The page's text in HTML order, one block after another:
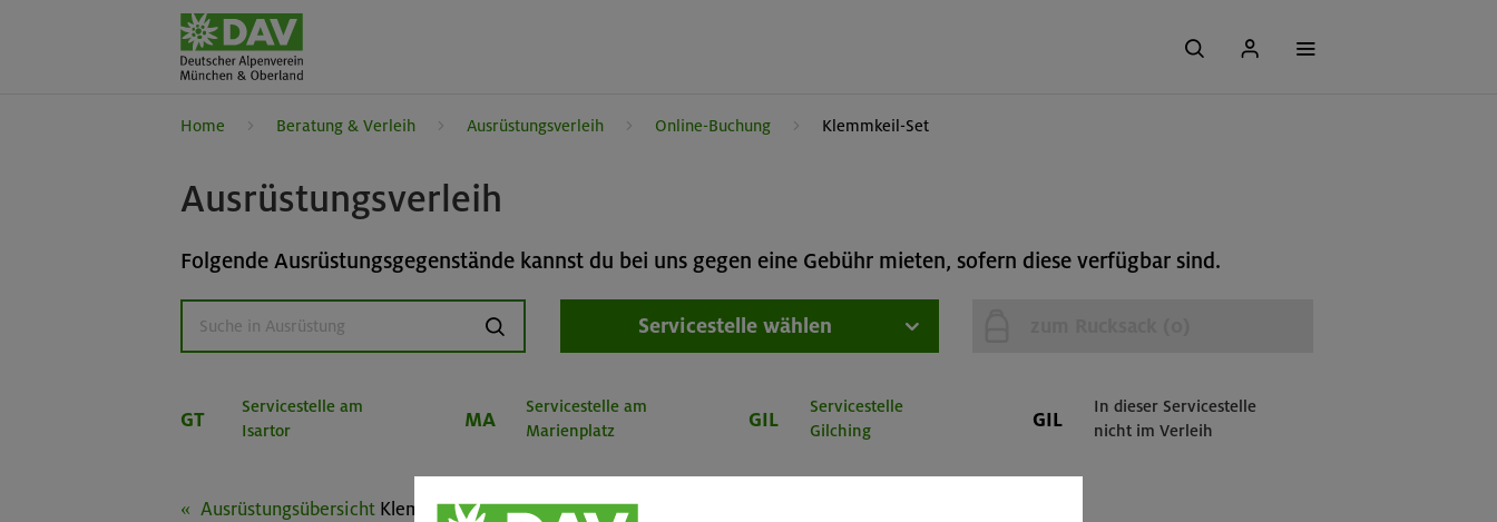
Home Beratung & Verleih Ausrüstungsverleih Online-Buchung Klemmkeil-Set
Ausrüstungsverleih
Folgende Ausrüstungsgegenstände kannst du bei uns gegen eine Gebühr mieten, sofern diese verfügbar sind.
suchen Servicestelle wählen
GT
Servicestelle am
Isartor
MA
Servicestelle am
Marienplatz
GIL
Servicestelle
Gilching
GIL
In dieser Servicestelle
nicht im Verleih
Ausrüstungsübersicht Klemmkeil-Set